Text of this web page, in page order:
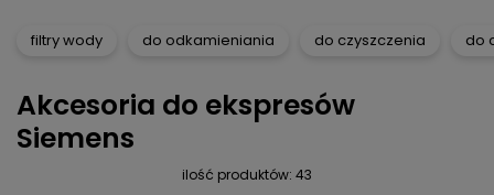
filtry wody do odkamieniania do czyszczenia do
Akcesoria do ekspresów
Siemens
ilość produktów: 43